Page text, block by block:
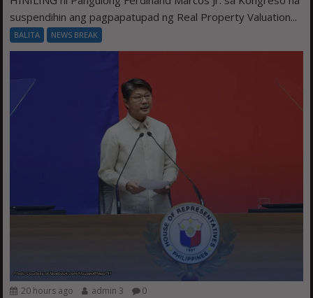
suspendihin ang pagpapatupad ng Real Property Valuation...
BALITA NEWS BREAK
20 hours ago admin 3 0